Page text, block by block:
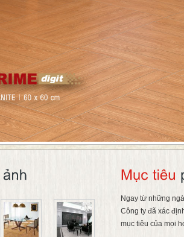
Ngay từ những
Công ty đã xác
mục tiêu của mọi